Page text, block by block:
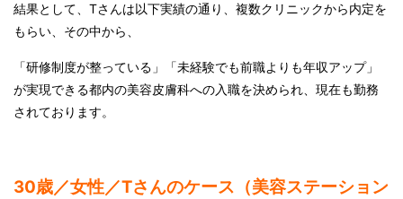
結果として、 Tさんは以下実績の通り、複数クリニックから内定を
もらい、その中から、
「研修制度が整っている」「未経験でも前職よりも年収アップ」
が実現できる都内の美容皮膚科への入職を決められ、現在も勤務
されております。
30歳／女性／Tさんのケース（美容ステーション